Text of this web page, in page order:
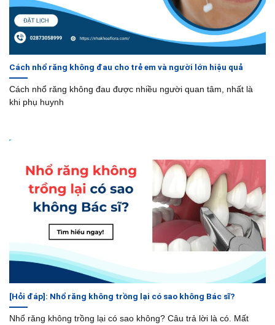
Cách nhổ răng không đau cho trẻ em và người lớn hiệu quả
Cách nhổ răng không đau được nhiều người quan tâm, nhất là
khi phụ huynh
[Hỏi đáp]: Nhổ răng không trồng lại có sao không Bác sĩ?
Nhổ răng không trồng lại có sao không? Câu trả lời là có. Mất